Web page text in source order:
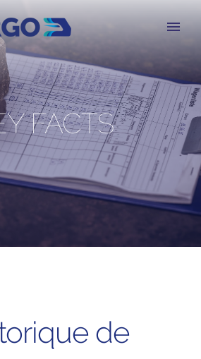
FACTS
de